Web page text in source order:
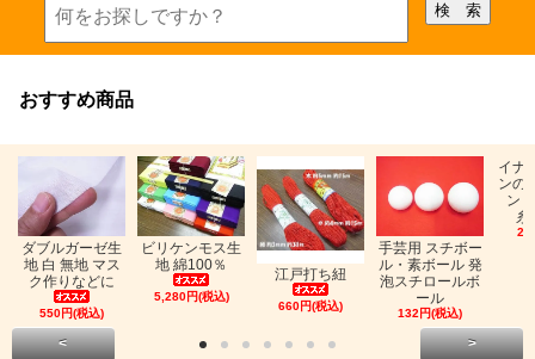
おすすめ商品
ダブルガーゼ生
地 白 無地 マス
ク作りなどに
550円(税込)
ビリケンモス生
地 綿100％
5,280円(税込)
江戸打ち紐
660円(税込)
手芸用 スチボー
ル・素ボール 発
泡スチロールボ
ール
132円(税込)
イナ
ンの
ン
糸
< >